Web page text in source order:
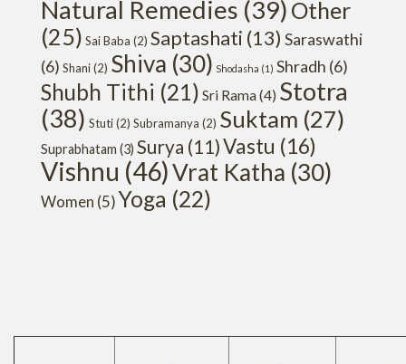
Natural Remedies (39) Other
(25) Sai Baba (2) Saptashati (13) Saraswathi
(6) Shani(2) Shiva (30) Shodasha (1) Shradh (6)
Shubh Tithi (21) Sri Rama(4) Stotra
(38) Stuti(2) Subramanya (2) Suktam (27)
Suprabhatam (3) Surya (11)Vastu (16)
Vishnu (46)Vrat Katha (30)
Women (5)Yoga (22)